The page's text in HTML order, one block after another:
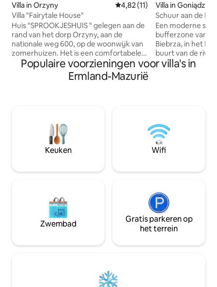
Villa in Orzyny Gemiddelde beoordeling van
4,82 (11)
Villa "Fairytale House"
Huis "SPROOKJESHUIS " gelegen aan de
rand van het dorp Orzyny, aan de
nationale weg 600, op de woonwijk van
zomerhuizen. Het is een comfortabele
'blokhut' in een klassieke stijl met
belangrijke elementen van moderniteit
en luxe . Gelegen op een zelfstandig,
twee terrassen beschikbaar voor gasten
waar je 's ochtends koffie kunt drinken
bij zonsopgang bij de vuren van vogels,
de dromen om hier weer terug te
peddelboot voor de gasten. Een huis
gelegen in de buurt van een zeer
schoon meer Łęsk met een strand en
een comfortabele, brede steiger.
wandel- en fietspaden - ongeveer 200-
de mooiste hoeken van Warmia en
Villa in Goniądz
Schuur aan de
Een moderne
bufferzone van
Biebrza, in het
buurt van de
de panoramische
bad/het bed de
vluchten van
foerageerplaats
valken, vossen,
volgen.
Populaire voorzieningen voor villa's in
Ermland-Mazurië
Keuken Wifi
Zwembad
Gratis parkeren op
het terrein